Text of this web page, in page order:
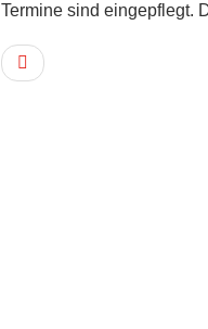
Termine sind eingepflegt.